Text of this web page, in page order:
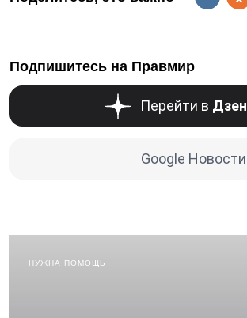
Подпишитесь на Правмир
Перейти в Дзен
Google Новости
НУЖНА ПОМОЩЬ